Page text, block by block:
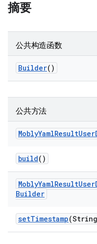
摘要
公共构造函数
Builder()
公共方法
MoblyYamlResultUser
build()
MoblyYamlResultUser
Builder
setTimestamp